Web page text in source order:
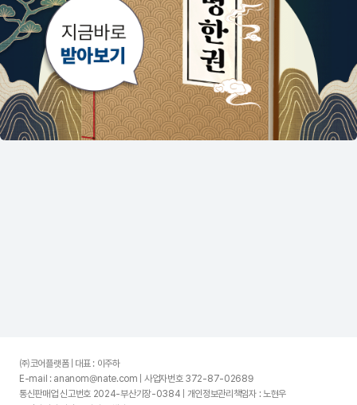
㈜코어플랫폼 | 대표 : 이주하
E-mail : ananom@nate.com | 사업자번호 372-87-02689
통신판매업 신고번호 2024-부산기장-0384 | 개인정보관리책임자 : 노현우